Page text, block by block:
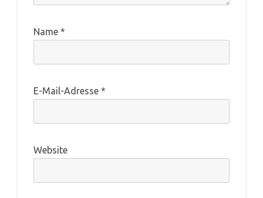
Name *
E-Mail-Adresse *
Website